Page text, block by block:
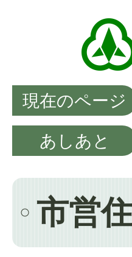
現在のページ
あしあと
市営